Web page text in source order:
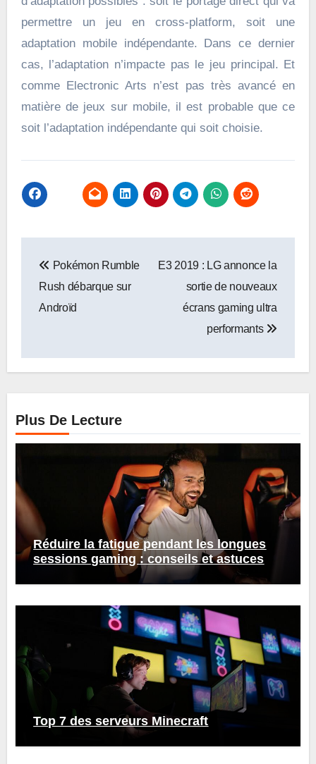
permettre un jeu en cross-platform, soit une
adaptation mobile indépendante. Dans ce dernier
cas, l’adaptation n’impacte pas le jeu principal. Et
comme Electronic Arts n’est pas très avancé en
matière de jeux sur mobile, il est probable que ce
soit l’adaptation indépendante qui soit choisie.
de
l’article
Pokémon Rumble
Rush débarque sur
Androïd
E3 2019 : LG annonce la
sortie de nouveaux
écrans gaming ultra
performants
Plus De Lecture
Réduire la fatigue pendant les longues
sessions gaming : conseils et astuces
Top 7 des serveurs Minecraft